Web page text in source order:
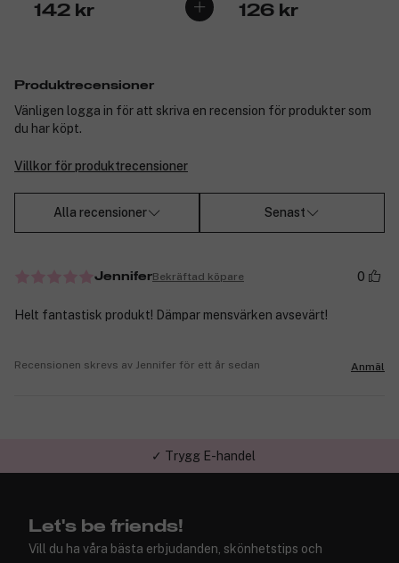
142 kr 126 kr
Produktrecensioner
Vänligen logga in för att skriva en recension för produkter som
du har köpt.
Villkor för produktrecensioner
Alla recensioner Senast
JenniferBekräftad köpare 0
Helt fantastisk produkt! Dämpar mensvärken avsevärt!
Recensionen skrevs av Jennifer för ett år sedan Anmäl
✓ Trygg E-handel
Let's be friends!
Vill du ha våra bästa erbjudanden, skönhetstips och